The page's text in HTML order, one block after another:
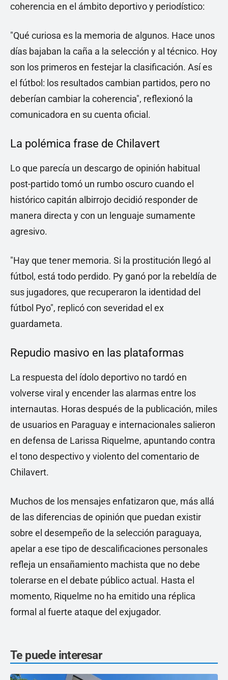
coherencia en el ámbito deportivo y periodístico:
"Qué curiosa es la memoria de algunos. Hace unos
días bajaban la caña a la selección y al técnico. Hoy
son los primeros en festejar la clasificación. Así es
el fútbol: los resultados cambian partidos, pero no
deberían cambiar la coherencia", reflexionó la
comunicadora en su cuenta oficial.
La polémica frase de Chilavert
Lo que parecía un descargo de opinión habitual
post-partido tomó un rumbo oscuro cuando el
histórico capitán albirrojo decidió responder de
manera directa y con un lenguaje sumamente
agresivo.
"Hay que tener memoria. Si la prostitución llegó al
fútbol, está todo perdido. Py ganó por la rebeldía de
sus jugadores, que recuperaron la identidad del
fútbol Pyo", replicó con severidad el ex
guardameta.
Repudio masivo en las plataformas
La respuesta del ídolo deportivo no tardó en
volverse viral y encender las alarmas entre los
internautas. Horas después de la publicación, miles
de usuarios en Paraguay e internacionales salieron
en defensa de Larissa Riquelme, apuntando contra
el tono despectivo y violento del comentario de
Chilavert.
Muchos de los mensajes enfatizaron que, más allá
de las diferencias de opinión que puedan existir
sobre el desempeño de la selección paraguaya,
apelar a ese tipo de descalificaciones personales
refleja un ensañamiento machista que no debe
tolerarse en el debate público actual. Hasta el
momento, Riquelme no ha emitido una réplica
formal al fuerte ataque del exjugador.
Te puede interesar